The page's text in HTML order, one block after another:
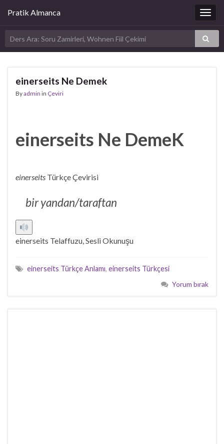
Pratik Almanca
einerseits Ne Demek
Byadmin in Çeviri
einerseits Ne DemeK
einerseits Türkçe Çevirisi
bir yandan/taraftan
einerseits Telaffuzu, Sesli Okunuşu
einerseits Türkçe Anlamı, einerseits Türkçesi
Yorum bırak